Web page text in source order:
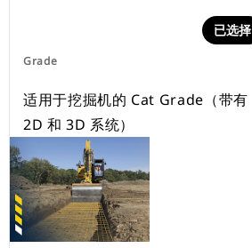
Grade
已选择
适用于挖掘机的 Cat Grade（带有
2D 和 3D 系统）